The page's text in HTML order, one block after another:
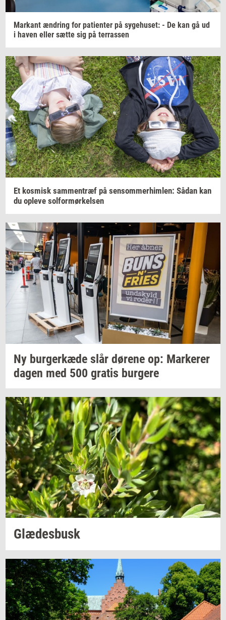
Mar­kant æn­dring for pa­tien­ter på sy­ge­hu­set: - De kan gå ud
i haven eller sætte sig på ter­ras­sen
Et kos­misk sam­men­træf på sen­som­mer­him­len: Sådan kan
du op­le­ve sol­for­mør­kel­sen
Ny bur­ger­kæ­de slår dø­re­ne op: Mar­ke­rer
dagen med 500 gra­tis bur­ge­re
Glæ­des­busk